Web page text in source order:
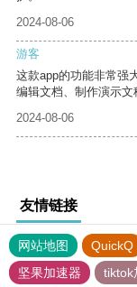
2024-08-06
游客
这款app的功能非常强
编辑文档、制作演示文
2024-08-06
友情链接
网站地图 QuickQ
坚果加速器
tiktok